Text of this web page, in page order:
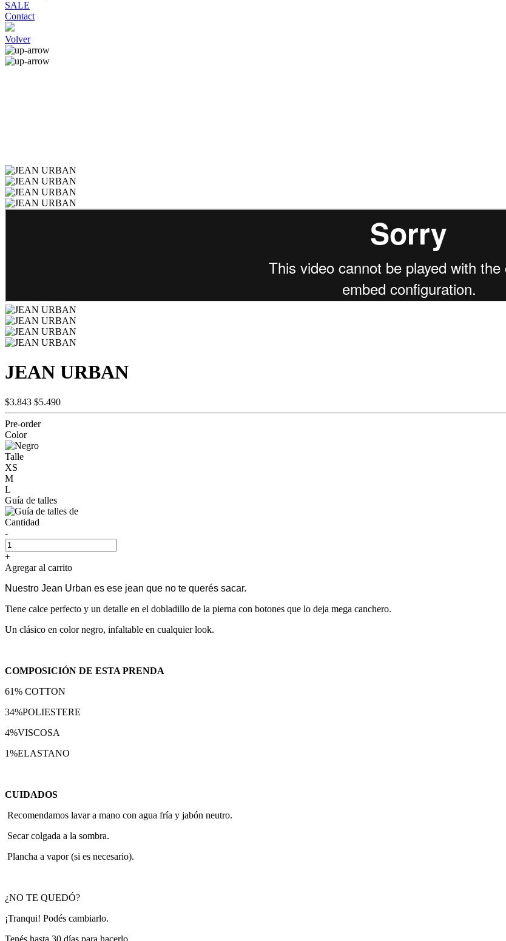
SALE
Contact
Volver
JEAN URBAN
$3.843 $5.490
Pre-order
Color
Talle
XS
M
L
Guía de talles
Cantidad
-
+
Agregar al carrito
Nuestro Jean Urban es ese jean que no te querés sacar.
Tiene calce perfecto y un detalle en el dobladillo de la pierna con botones que lo deja mega canchero.
Un clásico en color negro, infaltable en cualquier look.
COMPOSICIÓN DE ESTA PRENDA
61% COTTON
34%POLIESTERE
4%VISCOSA
1%ELASTANO
CUIDADOS
Recomendamos lavar a mano con agua fría y jabón neutro.
Secar colgada a la sombra.
Plancha a vapor (si es necesario).
¿NO TE QUEDÓ?
¡Tranqui! Podés cambiarlo.
Tenés hasta 30 días para hacerlo.